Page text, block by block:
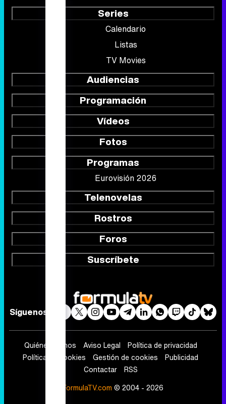
Series
Calendario
Listas
TV Movies
Audiencias
Programación
Vídeos
Fotos
Programas
Eurovisión 2026
Telenovelas
Rostros
Foros
Suscríbete
Síguenos
Quiénes somos Aviso Legal
Política de privacidad
Política de cookies
Gestión de cookies
Publicidad
Contactar
RSS
FormulaTV.com © 2004 - 2026